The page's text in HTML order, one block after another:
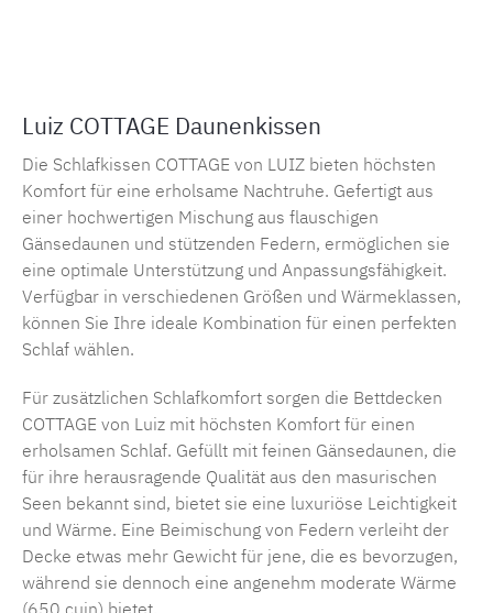
Luiz COTTAGE Daunenkissen
Die Schlafkissen COTTAGE von LUIZ bieten höchsten
Komfort für eine erholsame Nachtruhe. Gefertigt aus
einer hochwertigen Mischung aus flauschigen
Gänsedaunen und stützenden Federn, ermöglichen sie
eine optimale Unterstützung und Anpassungsfähigkeit.
Verfügbar in verschiedenen Größen und Wärmeklassen,
können Sie Ihre ideale Kombination für einen perfekten
Schlaf wählen.
Für zusätzlichen Schlafkomfort sorgen die Bettdecken
COTTAGE von Luiz mit höchsten Komfort für einen
erholsamen Schlaf. Gefüllt mit feinen Gänsedaunen, die
für ihre herausragende Qualität aus den masurischen
Seen bekannt sind, bietet sie eine luxuriöse Leichtigkeit
und Wärme. Eine Beimischung von Federn verleiht der
Decke etwas mehr Gewicht für jene, die es bevorzugen,
während sie dennoch eine angenehm moderate Wärme
(650 cuin) bietet.